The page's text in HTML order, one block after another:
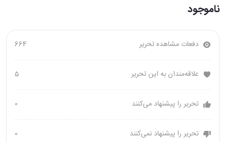
ناموجود
دفعات مشاهده تحریر 664
علاقه‌مندان به این تحریر 5
تحریر را پیشنهاد می‌کنند 0
تحریر را پیشنهاد نمی‌کنند 0